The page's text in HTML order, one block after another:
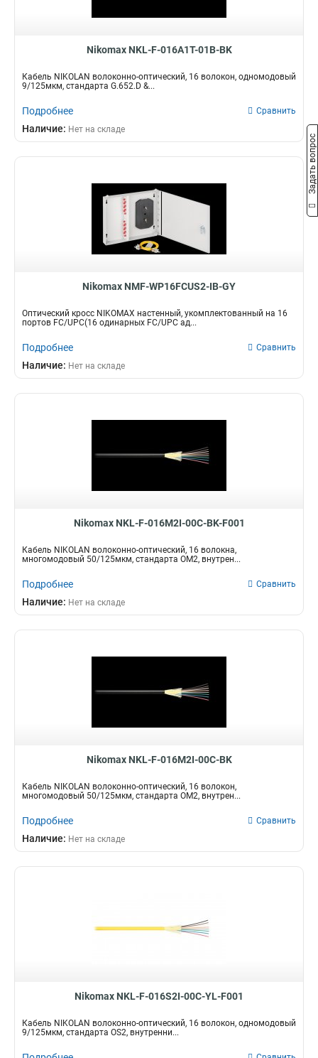
Nikomax NKL-F-016A1T-01B-BK
Кабель NIKOLAN волоконно-оптический, 16 волокон, одномодовый
9/125мкм, стандарта G.652.D &...
Подробнее Сравнить
Наличие: Нет на складе
Nikomax NMF-WP16FCUS2-IB-GY
Оптический кросс NIKOMAX настенный, укомплектованный на 16
портов FC/UPC(16 одинарных FC/UPC ад...
Подробнее Сравнить
Наличие: Нет на складе
Nikomax NKL-F-016M2I-00C-BK-F001
Кабель NIKOLAN волоконно-оптический, 16 волокна,
многомодовый 50/125мкм, стандарта OM2, внутрен...
Подробнее Сравнить
Наличие: Нет на складе
Nikomax NKL-F-016M2I-00C-BK
Кабель NIKOLAN волоконно-оптический, 16 волокон,
многомодовый 50/125мкм, стандарта OM2, внутрен...
Подробнее Сравнить
Наличие: Нет на складе
Nikomax NKL-F-016S2I-00C-YL-F001
Кабель NIKOLAN волоконно-оптический, 16 волокон, одномодовый
9/125мкм, стандарта OS2, внутренни...
Задать вопрос